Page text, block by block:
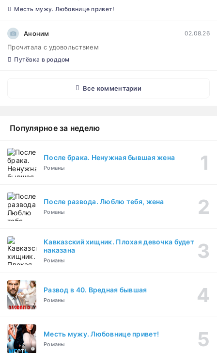
Месть мужу. Любовнице привет!
Аноним 02.08.26
Прочитала с удовольствием
Путёвка в роддом
Все комментарии
Популярное за неделю
После брака. Ненужная бывшая жена
Романы
После развода. Люблю тебя, жена
Романы
Кавказский хищник. Плохая девочка будет
наказана
Романы
Развод в 40. Вредная бывшая
Романы
Месть мужу. Любовнице привет!
Романы